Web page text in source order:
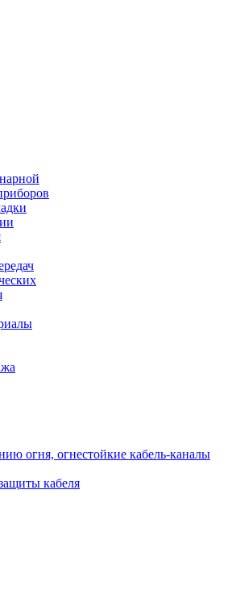
огня, огнестойкие кабель-каналы
кабеля